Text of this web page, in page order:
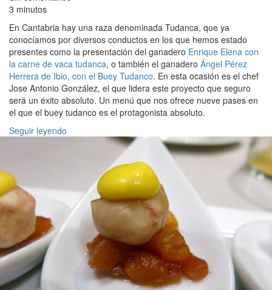
3 minutos
En Cantabria hay una raza denominada Tudanca, que ya
conocíamos por diversos conductos en los que hemos estado
presentes como la presentación del ganadero Enrique Elena con
la carne de vaca tudanca, o también el ganadero Ángel Pérez
Herrera de Ibio, con el Buey Tudanco. En esta ocasión es el chef
Jose Antonio González, el que lidera este proyecto que seguro
será un éxito absoluto. Un menú que nos ofrece nueve pases en
el que el buey tudanco es el protagonista absoluto.
Seguir leyendo